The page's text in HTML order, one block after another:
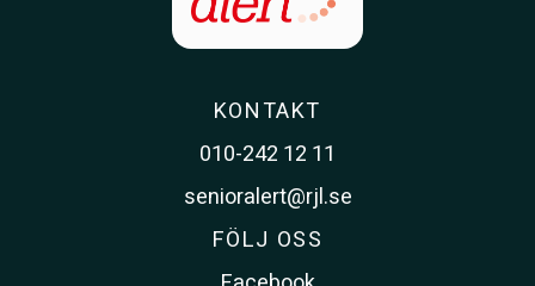
KONTAKT
010-242 12 11
senioralert@rjl.se
FÖLJ OSS